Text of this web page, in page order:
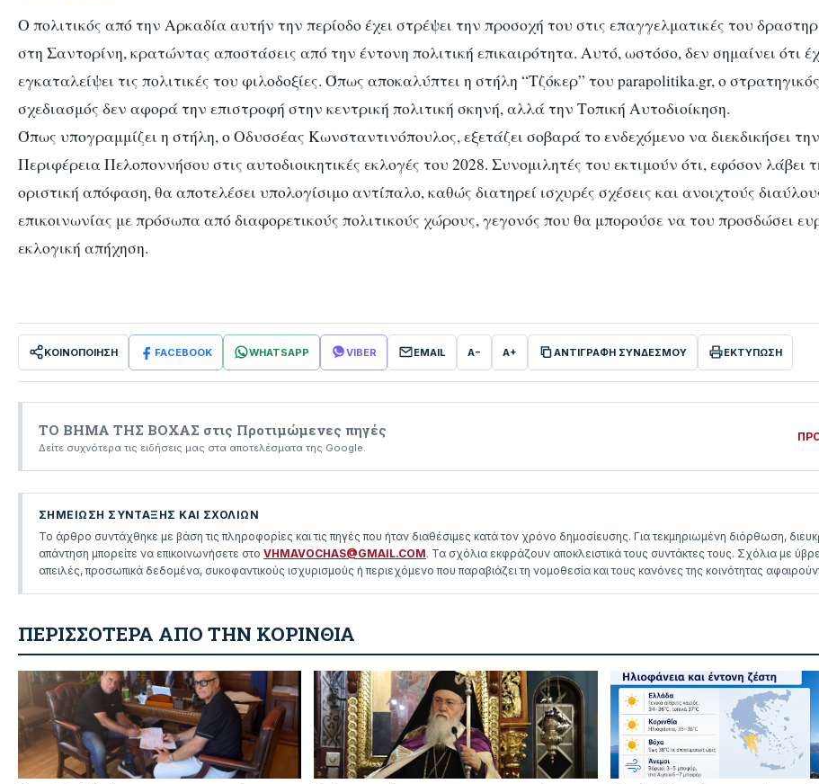
Ο πολιτικός από την Αρκαδία αυτήν την περίοδο έχει στρέψει την προσοχή του στις επαγγελματικές του
στη Σαντορίνη, κρατώντας αποστάσεις από την έντονη πολιτική επικαιρότητα. Αυτό, ωστόσο, δεν σημαίνει ότι
εγκαταλείψει τις πολιτικές του φιλοδοξίες. Όπως αποκαλύπτει η στήλη “Τζόκερ” του parapolitika.gr, ο
σχεδιασμός δεν αφορά την επιστροφή στην κεντρική πολιτική σκηνή, αλλά την Τοπική Αυτοδιοίκηση.
Όπως υπογραμμίζει η στήλη, ο Οδυσσέας Κωνσταντινόπουλος, εξετάζει σοβαρά το ενδεχόμενο να διεκδικήσει την
Περιφέρεια Πελοποννήσου στις αυτοδιοικητικές εκλογές του 2028. Συνομιλητές του εκτιμούν ότι, εφόσον λάβει
οριστική απόφαση, θα αποτελέσει υπολογίσιμο αντίπαλο, καθώς διατηρεί ισχυρές σχέσεις και ανοιχτούς
επικοινωνίας με πρόσωπα από διαφορετικούς πολιτικούς χώρους, γεγονός που θα μπορούσε να του προσδώσει
εκλογική απήχηση.
ΚΟΙΝΟΠΟΙΗΣΗ FACEBOOK WHATSAPP VIBER EMAIL A− A+ ΑΝΤΙΓΡΑΦΗ ΣΥΝΔΕΣΜΟΥ ΕΚΤΥΠΩΣΗ
ΤΟ ΒΗΜΑ ΤΗΣ ΒΟΧΑΣ στις Προτιμώμενες πηγές
Δείτε συχνότερα τις ειδήσεις μας στα αποτελέσματα της Google.
ΣΗΜΕΙΩΣΗ ΣΥΝΤΑΞΗΣ ΚΑΙ ΣΧΟΛΙΩΝ
Το άρθρο συντάχθηκε με βάση τις πληροφορίες και τις πηγές που ήταν διαθέσιμες κατά τον χρόνο δημοσίευσης. Για τεκμηριωμένη διόρθωση,
απάντηση μπορείτε να επικοινωνήσετε στο VHMAVOCHAS@GMAIL.COM. Τα σχόλια εκφράζουν αποκλειστικά τους συντάκτες τους. Σχόλια με
απειλές, προσωπικά δεδομένα, συκοφαντικούς ισχυρισμούς ή περιεχόμενο που παραβιάζει τη νομοθεσία και τους κανόνες της κοινότητας
ΠΕΡΙΣΣΟΤΕΡΑ ΑΠΟ ΤΗΝ ΚΟΡΙΝΘΙΑ